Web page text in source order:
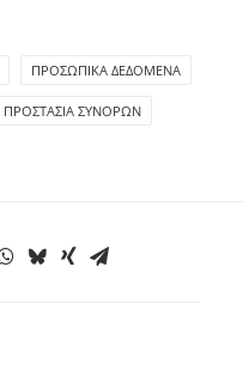
ΠΡΟΣΩΠΙΚΆ ΔΕΔΟΜΈΝΑ
ΠΡΟΣΤΑΣΊΑ ΣΥΝΌΡΩΝ